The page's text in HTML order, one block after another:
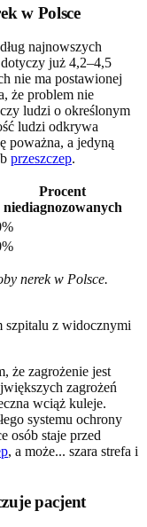
w Polsce
najnowszych
już 4,2–4,5
nie ma postawionej
że problem nie
ludzi o określonym
ludzi odkrywa
poważna, a jedyną
przeszczep.
Procent
niediagnozowanych
nerek w Polsce.
że zagrożenie jest
zagrożeń
wciąż kuleje.
systemu ochrony
osób staje przed
, a może... szara strefa i
pacjent